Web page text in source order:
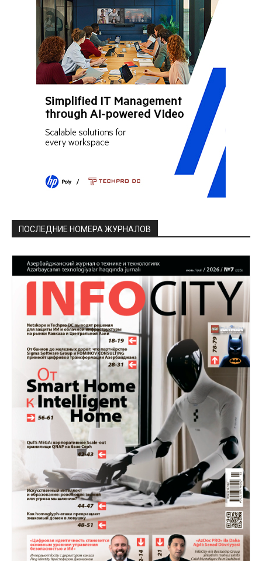
ПОСЛЕДНИЕ НОМЕРА ЖУРНАЛОВ